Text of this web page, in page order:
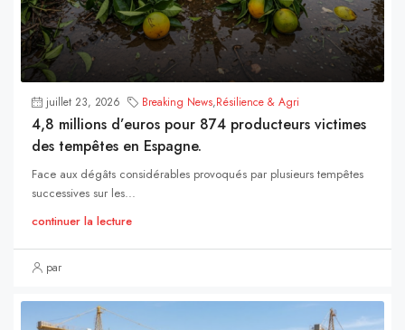
juillet 23, 2026 Breaking News,Résilience & Agri
4,8 millions d’euros pour 874 producteurs victimes
des tempêtes en Espagne.
Face aux dégâts considérables provoqués par plusieurs tempêtes
successives sur les...
continuer la lecture
par